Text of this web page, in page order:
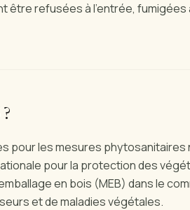
être refusées à l'entrée, fumigées
pour les mesures
pour la protection des
en bois (MEB) dans le
et de maladies végétales.